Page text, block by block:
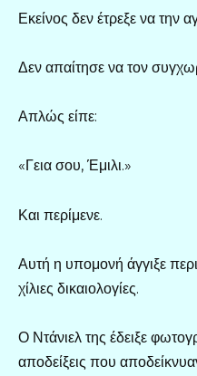
Εκείνος δεν έτρεξε να την
Δεν απαίτησε να τον
Απλώς είπε:
«Γεια σου, Έμιλι.»
Και περίμενε.
Αυτή η υπομονή άγγιξε
χίλιες δικαιολογίες.
Ο Ντάνιελ της έδειξε
αποδείξεις που